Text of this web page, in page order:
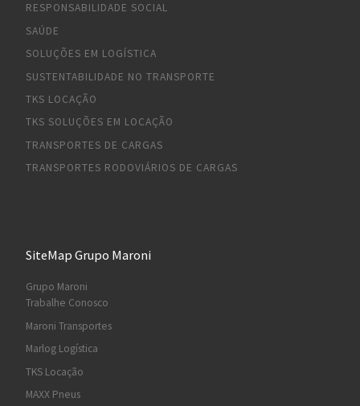
RESPONSABILIDADE SOCIAL
SAÚDE
SOLUÇÕES EM LOGÍSTICA
SUSTENTABILIDADE NO TRANSPORTE
TKS LOCAÇÃO
TKS SOLUÇÕES EM LOCAÇÃO
TRANSPORTES DE CARGAS
TRANSPORTES RODOVIÁRIOS DE CARGAS
SiteMap Grupo Maroni
Grupo Maroni
Trabalhe Conosco
Maroni Transportes
Marlog Logística
TKS Locação
MAXX Pneus